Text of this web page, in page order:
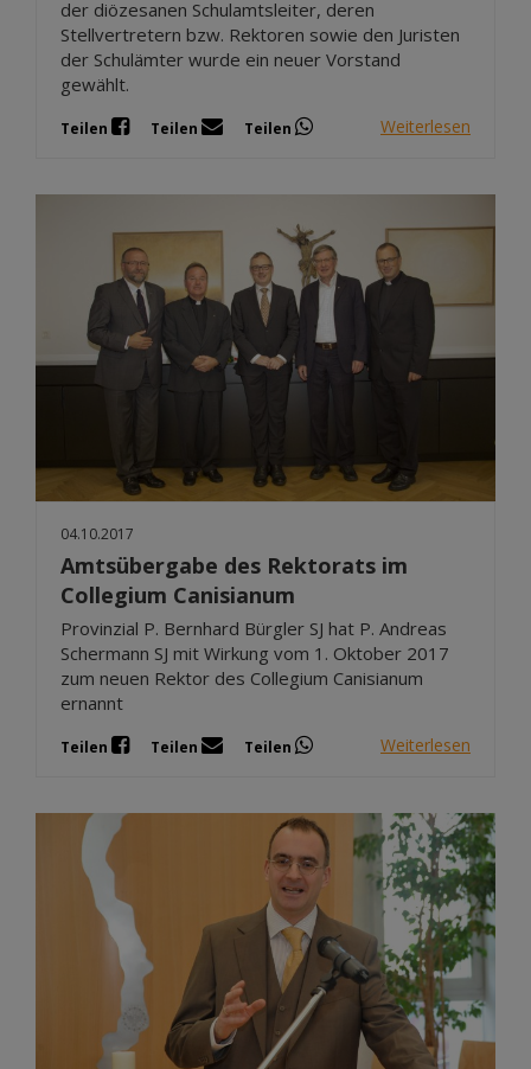
der diözesanen Schulamtsleiter, deren
Stellvertretern bzw. Rektoren sowie den Juristen
der Schulämter wurde ein neuer Vorstand
gewählt.
Teilen Teilen Teilen Weiterlesen
04.10.2017
Amtsübergabe des Rektorats im
Collegium Canisianum
Provinzial P. Bernhard Bürgler SJ hat P. Andreas
Schermann SJ mit Wirkung vom 1. Oktober 2017
zum neuen Rektor des Collegium Canisianum
ernannt
Teilen Teilen Teilen Weiterlesen